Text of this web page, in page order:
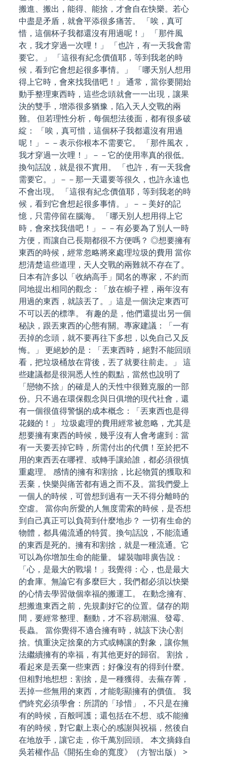
搬進、搬出，能得、能捨，才會自在快樂。若心
中盡是矛盾，就會平添很多痛苦。 「唉，真可
惜，這個杯子我都還沒有用過呢！」 「那件風
衣，我才穿過一次哩！」 「也許，有一天我會需
要它。」 「這很有紀念價值耶，等到我老的時
候，看到它會想起很多事情。」 「哪天別人想用
得上它時，會來找我借吧！」 通常，當你要開始
動手整理東西時，這些念頭就會一一出現，讓果
決的雙手，增添很多猶豫，陷入天人交戰的兩
難。 但若理性分析，每個想法後面，都有很多破
綻： 「唉，真可惜，這個杯子我都還沒有用過
呢！」－－表示你根本不需要它。 「那件風衣，
我才穿過一次哩！」－－它的使用率真的很低。
換句話說，就是很不實用。 「也許，有一天我會
需要它。」－－那一天還要等很久，也許永遠也
不會出現。 「這很有紀念價值耶，等到我老的時
候，看到它會想起很多事情。」－－美好的記
憶，只需停留在腦海。 「哪天別人想用得上它
時，會來找我借吧！」－－有必要為了別人一時
方便，而讓自己長期都很不方便嗎？ ◎想要擁有
東西的時候，經常忽略將來處理垃圾的費用 當你
想清楚這些道理，天人交戰的兩難就不存在了。
日本有許多以「收納高手」聞名的專家，不約而
同地提出相同的觀念：「放在櫥子裡，兩年沒有
用過的東西，就該丟了。」這是一個決定東西可
不可以丟的標準。 有趣的是，他們還提出另一個
秘訣，跟丟東西的心態有關。專家建議：「一有
丟掉的念頭，就不要再往下多想，以免自己又反
悔。」 更絕妙的是：「丟東西時，絕對不能回頭
看，把垃圾桶放在背後，丟了就要往前走。」 這
些建議都是很洞悉人性的觀點，當然也說明了
「戀物不捨」的確是人的天性中很難克服的一部
份。只不過在環保觀念與日俱增的現代社會，還
有一個很值得警惕的成本概念：「丟東西也是得
花錢的！」 垃圾處理的費用經常被忽略，尤其是
想要擁有東西的時候，幾乎沒有人會考慮到：當
有一天要丟掉它時，所需付出的代價！至於把不
用的東西丟在哪裡、或轉手讓給誰，都必須很慎
重處理。 感情的擁有和割捨，比起物質的獲取和
丟棄，快樂與痛苦都有過之而不及。當我們愛上
一個人的時候，可曾想到過有一天不得分離時的
空虛。 當你向所愛的人無度需索的時候，是否想
到自己真正可以負荷到什麼地步？ 一切有生命的
物體，都具備流通的特質。換句話說，不能流通
的東西是死的。擁有和割捨，就是一種流通。它
可以為你增加生命的能量。 罐裝咖啡廣告說：
「心，是最大的戰場！」我覺得：心，也是最大
的倉庫。無論它有多麼巨大，我們都必須以快樂
的心情去學習做個幸福的搬運工。 在動念擁有、
想搬進東西之前，先規劃好它的位置。儲存的期
間，要經常整理、翻動，才不容易潮濕、發霉、
長蟲。 當你覺得不適合擁有時，就該下決心割
捨。慎重決定捨棄的方式或轉讓的對象，讓你無
法繼續擁有的幸福，有其他更好的歸宿。 割捨，
看起來是丟棄一些東西；好像沒有的得到什麼。
但相對地想想：割捨，是一種獲得。去蕪存菁，
丟掉一些無用的東西，才能彰顯擁有的價值。 我
們終究必須學會：所謂的「珍惜」，不只是在擁
有的時候，百般呵護；還包括在不想、或不能擁
有的時候，對它獻上衷心的感謝與祝福，然後自
在地放手，讓它走，你千萬別回頭。 本文摘錄自
吳若權作品《開拓生命的寬度》（方智出版） >